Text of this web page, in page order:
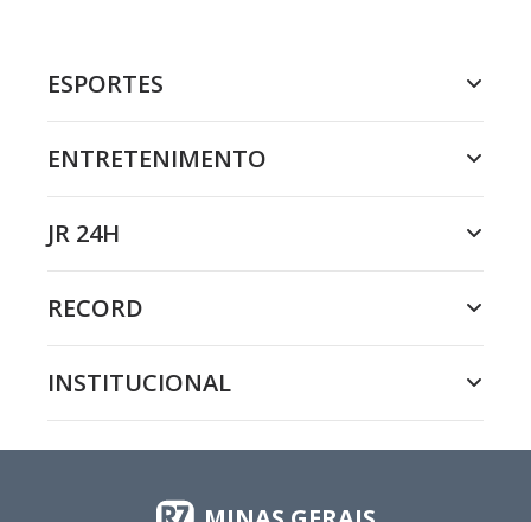
ESPORTES
ENTRETENIMENTO
JR 24H
RECORD
INSTITUCIONAL